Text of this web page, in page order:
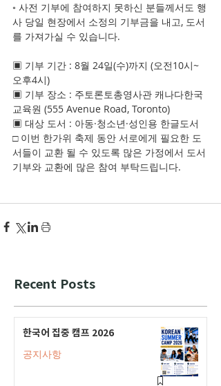
◦ 사전 기부에 참여하지 못하신 분들께서도 행
사 당일 현장에서 소정의 기부금을 내고, 도서
를 가져가실 수 있습니다.
▣ 기부 기간 : 8월 24일(수)까지 (오전10시~
오후4시)
▣ 기부 장소 : 주토론토총영사관 캐나다한국
교육원 (555 Avenue Road, Toronto)
▣ 대상 도서 : 아동·청소년·성인용 한글도서
□ 이번 한가위 축제 동안 서로에게 필요한 도
서들이 교환 될 수 있도록 많은 가정에서 도서
기부와 교환에 많은 참여 부탁드립니다.
Recent Posts
한국어 집중 캠프 2026
공지사항